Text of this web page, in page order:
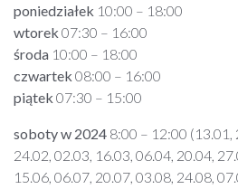
poniedziałek 10:00 – 18:00
wtorek 07:30 – 16:00
środa 10:00 – 18:00
czwartek 08:00 – 16:00
piątek 07:30 – 15:00
soboty w 2024 8:00 – 12:00 (13.01,
24.02, 02.03, 16.03, 06.04, 20.04,
15.06, 06.07, 20.07, 03.08, 24.08,